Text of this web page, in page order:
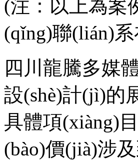
(注：以上為案
(qǐng)聯(lián)系
四川龍騰多媒
設(shè)計(jì)的
具體項(xiàng)
(bào)價(jià)涉